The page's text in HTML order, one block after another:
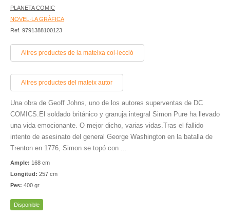
PLANETA COMIC
NOVEL·LA GRÀFICA
Ref. 9791388100123
Altres productes de la mateixa col·lecció
Altres productes del mateix autor
Una obra de Geoff Johns, uno de los autores superventas de DC
COMICS.El soldado británico y granuja integral Simon Pure ha llevado
una vida emocionante. O mejor dicho, varias vidas.Tras el fallido
intento de asesinato del general George Washington en la batalla de
Trenton en 1776, Simon se topó con ...
Ample: 168 cm
Longitud: 257 cm
Pes: 400 gr
Disponible